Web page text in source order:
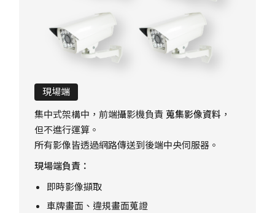
現場端
集中式架構中，前端攝影機負責 蒐集影像資料 ，
但不進行運算。
所有影像皆透過網路傳送到後端中央伺服器。
現場端負責：
即時影像擷取
車牌畫面、違規畫面蒐證